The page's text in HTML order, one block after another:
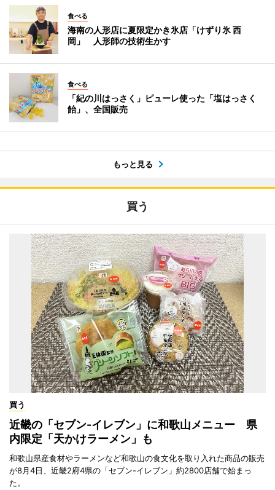
食べる
海南の人形店に夏限定かき氷店「けずり氷 西
岡」 人形師の技術生かす
食べる
「紀の川はっさく」ピューレ使った「塩はっさく
飴」、全国販売
もっと見る
買う
買う
近畿の「セブン-イレブン」に和歌山メニュー 県
内限定「天かけラーメン」も
和歌山県産食材やラーメンなど和歌山の食文化を取り入れた商品の販売
が8月4日、近畿2府4県の「セブン-イレブン」約2800店舗で始まっ
た。